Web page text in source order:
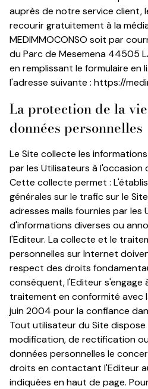
auprès de notre service client,
recourir gratuitement à la
MEDIMMOCONSO soit par
du Parc de Mesemena 44505
en remplissant le formulaire en
l'adresse suivante : https://
La protection de la
données personnelles
Le Site collecte les
par les Utilisateurs à l'occasion
Cette collecte permet :
générales sur le trafic sur le
adresses mails fournies par les
d'informations diverses ou
l'Editeur. La collecte et le
personnelles sur Internet
respect des droits
conséquent, l'Editeur s'engage
traitement en conformité avec
juin 2004 pour la confiance
Tout utilisateur du Site
modification, de rectification
données personnelles le
droits en contactant l'Editeur
indiquées en haut de page.